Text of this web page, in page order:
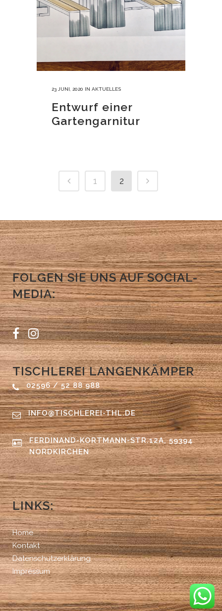
23 JUNI, 2020 IN AKTUELLES
Entwurf einer
Gartengarnitur
1 2
FOLGEN SIE UNS AUF SOCIAL-
MEDIA:
TISCHLEREI LANGENKÄMPER
02596 / 52 88 988
INFO@TISCHLEREI-THL.DE
FERDINAND-KORTMANN-STR.12A, 59394
NORDKIRCHEN
LINKS:
Home
Kontakt
Datenschutzerklärung
Impressum